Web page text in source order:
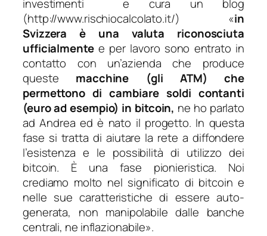
investimenti e cura un blog
(http://www.rischiocalcolato.it/) «in
Svizzera è una valuta riconosciuta
ufficialmente e per lavoro sono entrato in
contatto con un’azienda che produce
queste macchine (gli ATM) che
permettono di cambiare soldi contanti
(euro ad esempio) in bitcoin, ne ho parlato
ad Andrea ed è nato il progetto. In questa
fase si tratta di aiutare la rete a diffondere
l’esistenza e le possibilità di utilizzo dei
bitcoin. È una fase pionieristica. Noi
crediamo molto nel significato di bitcoin e
nelle sue caratteristiche di essere auto-
generata, non manipolabile dalle banche
centrali, ne inflazionabile».